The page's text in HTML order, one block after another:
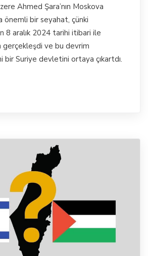
Ahmed Şara’nın Moskova
önemli bir seyahat, çünki
8 aralık 2024 tarihi itibari ile
gerçekleşdi ve bu devrim
bir Suriye devletini ortaya çıkartdı.